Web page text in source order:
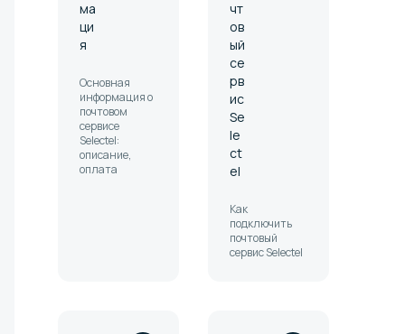
ма
ци
я
Основная
информация о
почтовом
сервисе
Selectel:
описание,
оплата
чт
ов
ый
се
рв
ис
Se
le
ct
el
Как
подключить
почтовый
сервис Selectel